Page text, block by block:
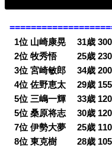
1位 山崎康晃 31歳
02位 牧秀悟 25歳
03位 宮崎敏郎 34歳
04位 佐野恵太 29歳
05位 三嶋一輝 33歳
05位 桑原将志 30歳
07位 伊勢大夢 25歳
08位 東克樹 28歳